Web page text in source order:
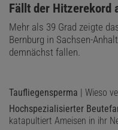
:
Fällt der Hitzerekord
Mehr als 39 Grad zeigte
Bernburg in Sachsen-
demnächst fallen.
Taufliegensperma | Wieso
Hochspezialisierter
katapultiert Ameisen in ihr